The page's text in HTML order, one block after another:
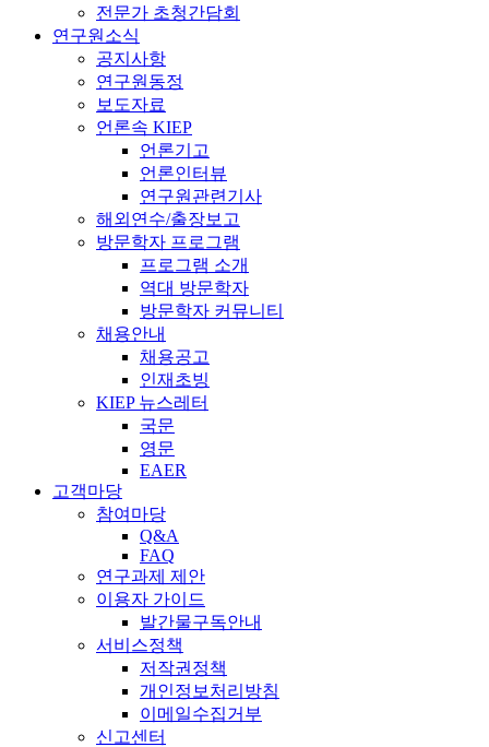
전문가 초청간담회
연구원소식
공지사항
연구원동정
보도자료
언론속 KIEP
언론기고
언론인터뷰
연구원관련기사
해외연수/출장보고
방문학자 프로그램
프로그램 소개
역대 방문학자
방문학자 커뮤니티
채용안내
채용공고
인재초빙
KIEP 뉴스레터
국문
영문
EAER
고객마당
참여마당
Q&A
FAQ
연구과제 제안
이용자 가이드
발간물구독안내
서비스정책
저작권정책
개인정보처리방침
이메일수집거부
신고센터